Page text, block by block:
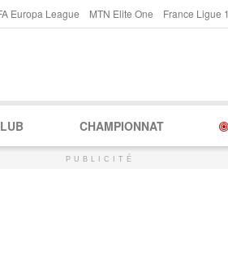
Europa League MTN Elite One France Ligue 1
CHAMPIONNAT
PUBLICITÉ